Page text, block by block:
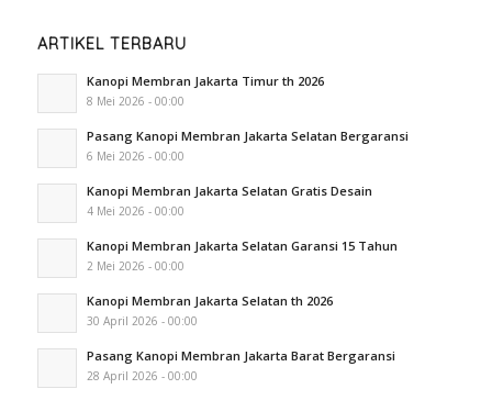
ARTIKEL TERBARU
Kanopi Membran Jakarta Timur th 2026
8 Mei 2026 - 00:00
Pasang Kanopi Membran Jakarta Selatan Bergaransi
6 Mei 2026 - 00:00
Kanopi Membran Jakarta Selatan Gratis Desain
4 Mei 2026 - 00:00
Kanopi Membran Jakarta Selatan Garansi 15 Tahun
2 Mei 2026 - 00:00
Kanopi Membran Jakarta Selatan th 2026
30 April 2026 - 00:00
Pasang Kanopi Membran Jakarta Barat Bergaransi
28 April 2026 - 00:00